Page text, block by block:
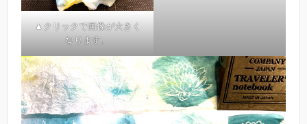
▲クリックで画像が大きく
なります。